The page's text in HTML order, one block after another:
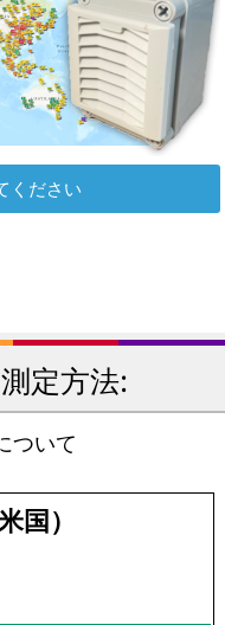
ください
定方法:
ついて
国）